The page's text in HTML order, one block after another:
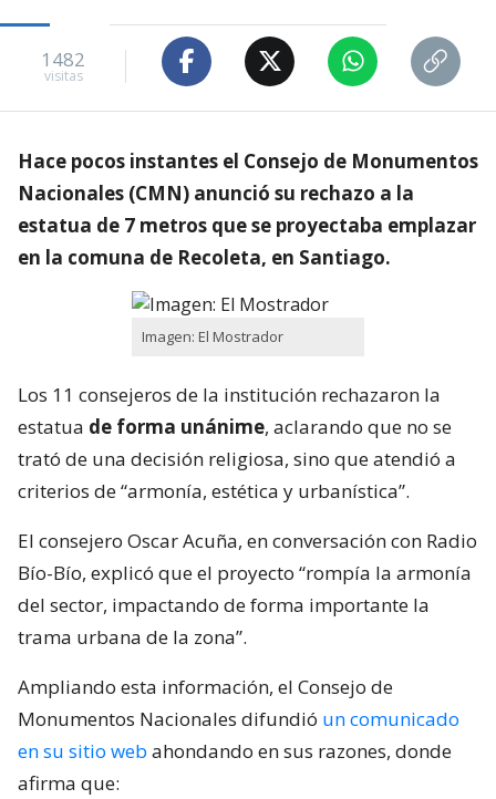
1482
visitas
Hace pocos instantes el Consejo de Monumentos
Nacionales (CMN) anunció su rechazo a la
estatua de 7 metros que se proyectaba emplazar
en la comuna de Recoleta, en Santiago.
Imagen: El Mostrador
Los 11 consejeros de la institución rechazaron la
estatua de forma unánime, aclarando que no se
trató de una decisión religiosa, sino que atendió a
criterios de “armonía, estética y urbanística”.
El consejero Oscar Acuña, en conversación con Radio
Bío-Bío, explicó que el proyecto “rompía la armonía
del sector, impactando de forma importante la
trama urbana de la zona”.
Ampliando esta información, el Consejo de
Monumentos Nacionales difundió un comunicado
en su sitio web ahondando en sus razones, donde
afirma que: